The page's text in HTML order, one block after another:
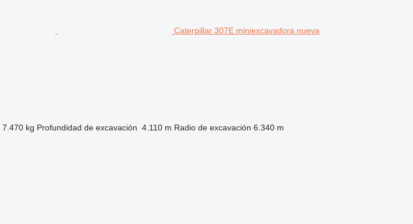
Caterpillar 307E miniexcavadora nueva
7.470 kg Profundidad de excavación 4.110 m Radio de excavación 6.340 m